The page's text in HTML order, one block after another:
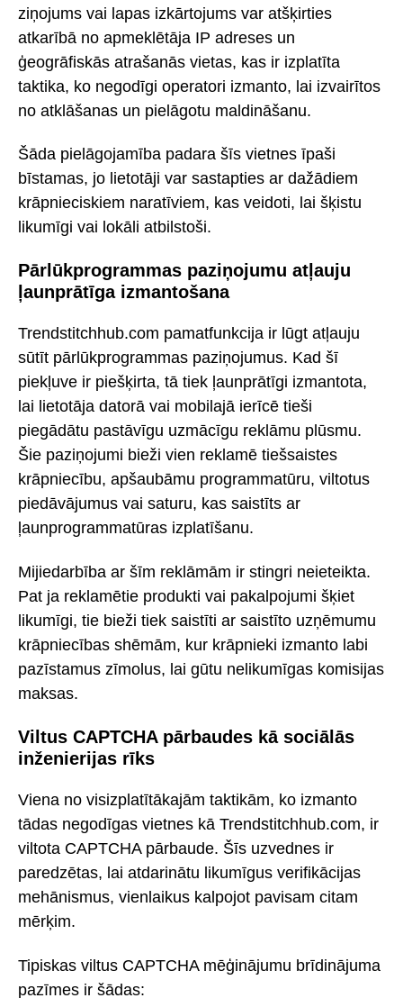
ziņojums vai lapas izkārtojums var atšķirties
atkarībā no apmeklētāja IP adreses un
ģeogrāfiskās atrašanās vietas, kas ir izplatīta
taktika, ko negodīgi operatori izmanto, lai izvairītos
no atklāšanas un pielāgotu maldināšanu.
Šāda pielāgojamība padara šīs vietnes īpaši
bīstamas, jo lietotāji var sastapties ar dažādiem
krāpnieciskiem naratīviem, kas veidoti, lai šķistu
likumīgi vai lokāli atbilstoši.
Pārlūkprogrammas paziņojumu atļauju
ļaunprātīga izmantošana
Trendstitchhub.com pamatfunkcija ir lūgt atļauju
sūtīt pārlūkprogrammas paziņojumus. Kad šī
piekļuve ir piešķirta, tā tiek ļaunprātīgi izmantota,
lai lietotāja datorā vai mobilajā ierīcē tieši
piegādātu pastāvīgu uzmācīgu reklāmu plūsmu.
Šie paziņojumi bieži vien reklamē tiešsaistes
krāpniecību, apšaubāmu programmatūru, viltotus
piedāvājumus vai saturu, kas saistīts ar
ļaunprogrammatūras izplatīšanu.
Mijiedarbība ar šīm reklāmām ir stingri neieteikta.
Pat ja reklamētie produkti vai pakalpojumi šķiet
likumīgi, tie bieži tiek saistīti ar saistīto uzņēmumu
krāpniecības shēmām, kur krāpnieki izmanto labi
pazīstamus zīmolus, lai gūtu nelikumīgas komisijas
maksas.
Viltus CAPTCHA pārbaudes kā sociālās
inženierijas rīks
Viena no visizplatītākajām taktikām, ko izmanto
tādas negodīgas vietnes kā Trendstitchhub.com, ir
viltota CAPTCHA pārbaude. Šīs uzvednes ir
paredzētas, lai atdarinātu likumīgus verifikācijas
mehānismus, vienlaikus kalpojot pavisam citam
mērķim.
Tipiskas viltus CAPTCHA mēģinājumu brīdinājuma
pazīmes ir šādas: